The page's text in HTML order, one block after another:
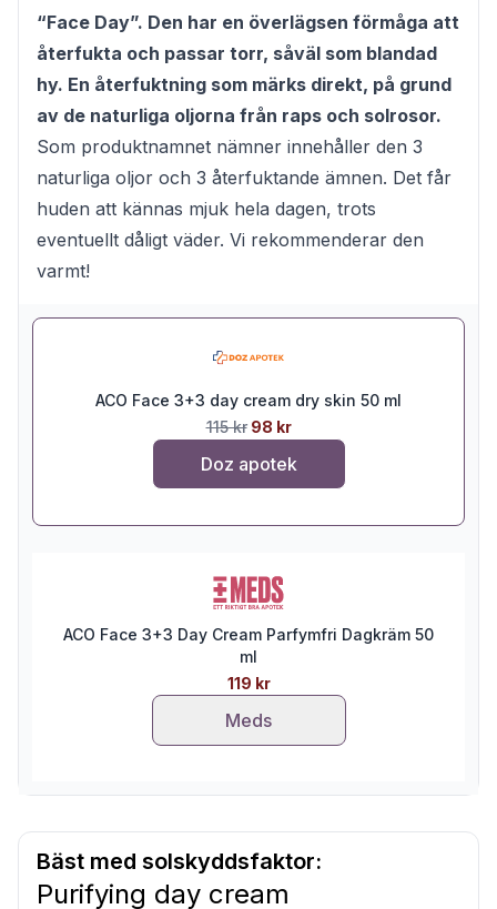
“Face Day”. Den har en överlägsen förmåga att
återfukta och passar torr, såväl som blandad
hy. En återfuktning som märks direkt, på grund
av de naturliga oljorna från raps och solrosor.
Som produktnamnet nämner innehåller den 3
naturliga oljor och 3 återfuktande ämnen. Det får
huden att kännas mjuk hela dagen, trots
eventuellt dåligt väder. Vi rekommenderar den
varmt!
ACO Face 3+3 day cream dry skin 50 ml
115 kr 98 kr
Doz apotek
ACO Face 3+3 Day Cream Parfymfri Dagkräm 50
ml
119 kr
Meds
Bäst med solskyddsfaktor:
Purifying day cream